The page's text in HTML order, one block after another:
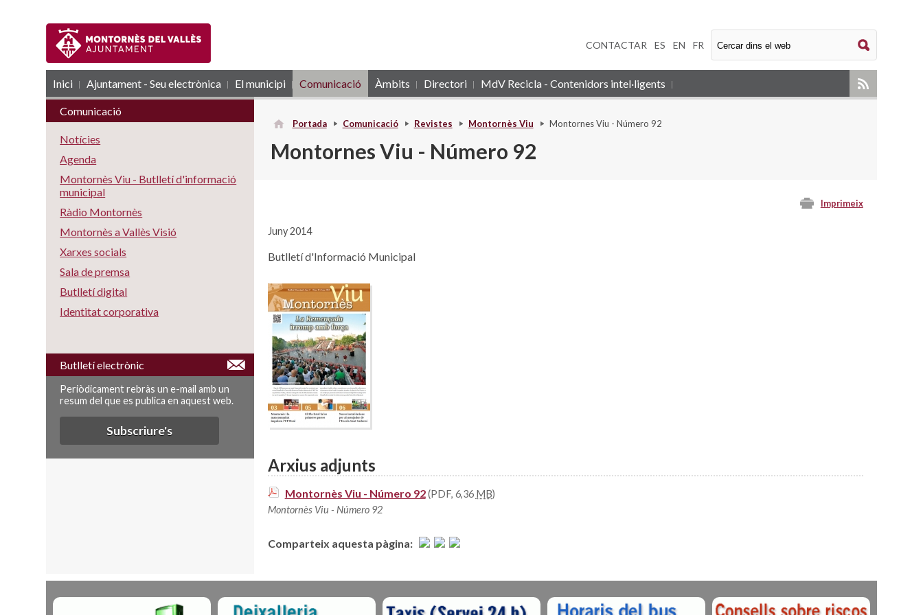
CONTACTAR ES EN FR
Inici Ajuntament - Seu electrònica El municipi Comunicació Àmbits Directori MdV Recicla - Contenidors intel·ligents
RSS
Portada Comunicació Revistes Montornès Viu Montornes Viu - Número 92
Montornes Viu - Número 92
Imprimeix
Juny 2014
Butlletí d'Informació Municipal
Arxius adjunts
Montornès Viu - Número 92(PDF, 6,36 MB)
Montornès Viu - Número 92
Comparteix aquesta pàgina:
Comunicació
Notícies
Agenda
Montornès Viu - Butlletí d'informació
municipal
Ràdio Montornès
Montornès a Vallès Visió
Xarxes socials
Sala de premsa
Butlletí digital
Identitat corporativa
Butlletí electrònic
Periòdicament rebràs un e-mail amb un
resum del que es publica en aquest web.
Subscriure's